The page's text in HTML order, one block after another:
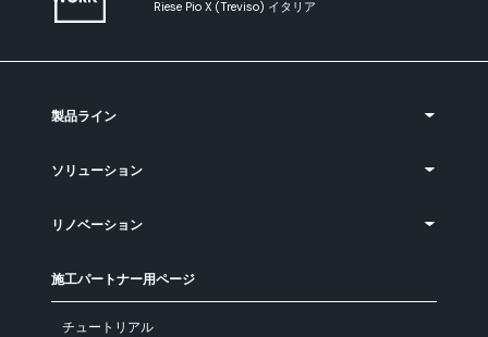
Riese Pio X (Treviso) イタリア
製品ライン
ソリューション
リノベーション
施工パートナー用ページ
チュートリアル